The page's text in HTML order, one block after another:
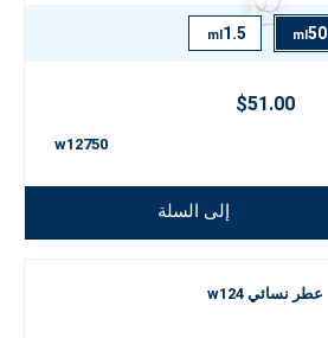
50
ml
1.5
ml
$51.00
w12750
إلى السلة
عطر نسائي w124